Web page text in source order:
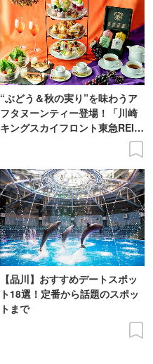
“ぶどう＆秋の実り”を味わうア
フタヌーンティー登場！「川崎
キングスカイフロント東急REIホ
【品川】おすすめデートスポッ
ト18選！定番から話題のスポッ
トまで